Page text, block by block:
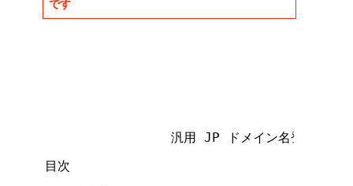
です
汎用 JP ドメイン名登録経過措
目次